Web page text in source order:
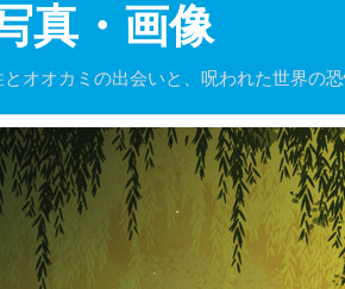
真・画像
オオカミの出会いと、呪われた世界の